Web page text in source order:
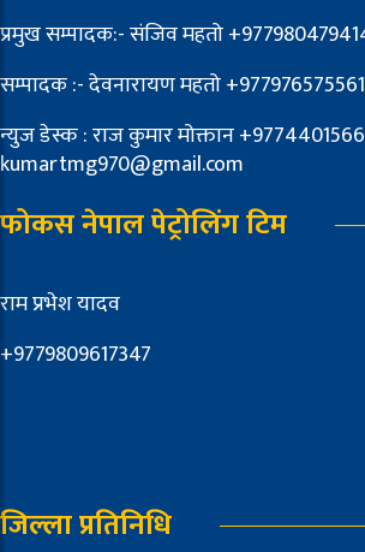
प्रमुख सम्पादक:- संजिव महतो
सम्पादक :- देवनारायण महतो
न्युज डेस्क : राज कुमार मोक्तान
kumartmg970@gmail.com
फोकस नेपाल पेट्रोलिंग टिम
राम प्रभेश यादव
+9779809617347
जिल्ला प्रतिनिधि